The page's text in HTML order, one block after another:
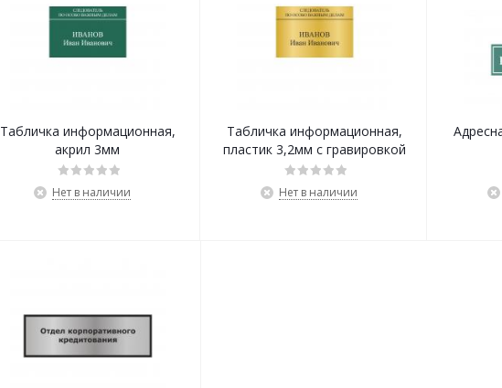
Табличка информационная,
акрил 3мм
Нет в наличии
Табличка информационная,
пластик 3,2мм с гравировкой
Нет в наличии